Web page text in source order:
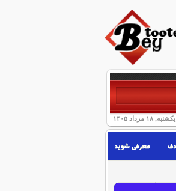
یکشنبه, ۱۸ مرداد ۱۴۰۵